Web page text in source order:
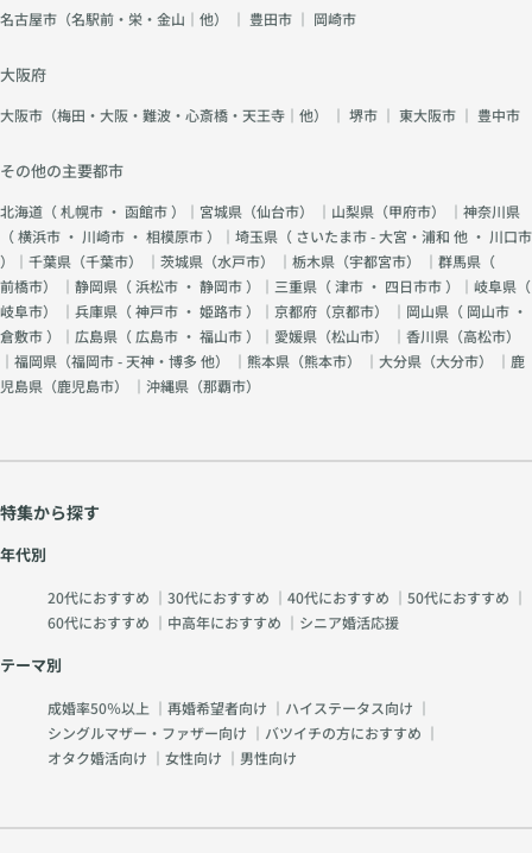
名古屋市（名駅前・栄・金山｜他） ｜ 豊田市 ｜ 岡崎市
大阪府
大阪市（梅田・大阪・難波・心斎橋・天王寺｜他） ｜ 堺市 ｜ 東大阪市 ｜ 豊中市
その他の主要都市
北海道（札幌市 ・ 函館市）｜宮城県（仙台市） ｜山梨県（甲府市） ｜神奈川県
（横浜市 ・ 川崎市 ・ 相模原市）｜埼玉県（ さいたま市 - 大宮・浦和 他 ・ 川口市
）｜千葉県（千葉市） ｜茨城県（水戸市） ｜栃木県（宇都宮市） ｜群馬県（
前橋市） ｜静岡県（浜松市 ・ 静岡市）｜三重県（津市 ・ 四日市市）｜岐阜県（
岐阜市） ｜兵庫県（神戸市 ・ 姫路市）｜京都府（京都市） ｜岡山県（ 岡山市 ・
倉敷市）｜広島県（ 広島市 ・ 福山市）｜愛媛県（松山市） ｜香川県（高松市）
｜福岡県（福岡市 - 天神・博多 他） ｜熊本県（熊本市） ｜大分県（大分市） ｜鹿
児島県（鹿児島市） ｜沖縄県（那覇市）
特集から探す
年代別
20代におすすめ ｜ 30代におすすめ ｜ 40代におすすめ ｜ 50代におすすめ ｜
60代におすすめ ｜ 中高年におすすめ ｜ シニア婚活応援
テーマ別
成婚率50％以上 ｜ 再婚希望者向け ｜ ハイステータス向け ｜
シングルマザー・ファザー向け ｜ バツイチの方におすすめ ｜
オタク婚活向け ｜ 女性向け ｜ 男性向け